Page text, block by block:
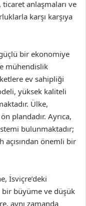
anlaşmaları ve
karşı karşıya
bir ekonomiye
mühendislik
ev sahipliği
yüksek kaliteli
Ülke,
plandadır. Ayrıca,
bulunmaktadır;
açısından önemli bir
İsviçre’deki
büyüme ve düşük
aynı zamanda